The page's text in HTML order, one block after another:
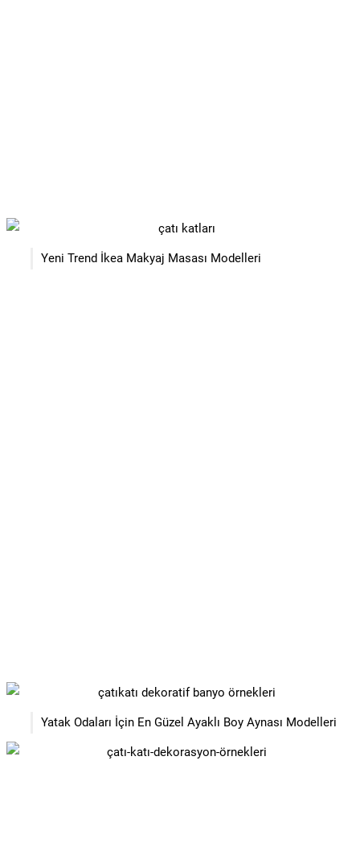
Yeni Trend İkea Makyaj Masası Modelleri
Yatak Odaları İçin En Güzel Ayaklı Boy Aynası Modelleri